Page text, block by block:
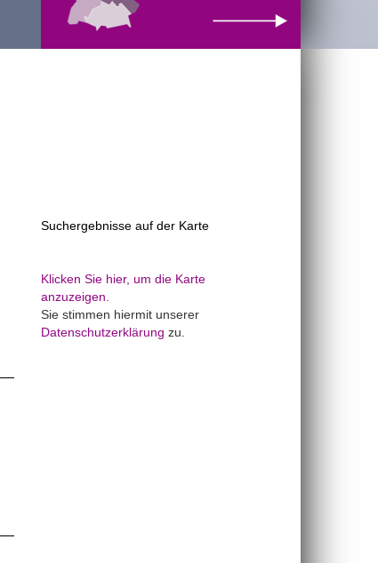
Suchergebnisse auf der Karte
Klicken Sie hier, um die Karte
anzuzeigen.
Sie stimmen hiermit unserer
Datenschutzerklärung zu.